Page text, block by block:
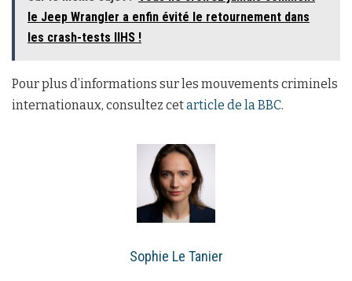
le Jeep Wrangler a enfin évité le retournement dans
les crash-tests IIHS !
Pour plus d’informations sur les mouvements criminels
internationaux, consultez cetarticle de la BBC.
Sophie Le Tanier